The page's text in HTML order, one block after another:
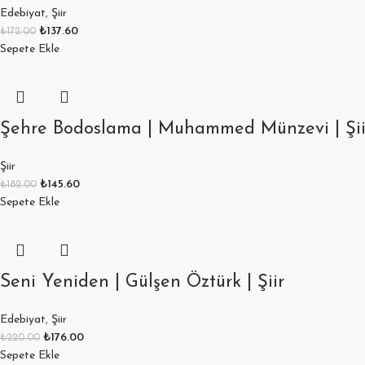
Edebiyat, Şiir
₺172.00 ₺137.60
Sepete Ekle
Şehre Bodoslama | Muhammed Münzevi |
Şiir
₺182.00 ₺145.60
Sepete Ekle
Seni Yeniden | Gülşen Öztürk | Şiir
Edebiyat, Şiir
₺220.00 ₺176.00
Sepete Ekle